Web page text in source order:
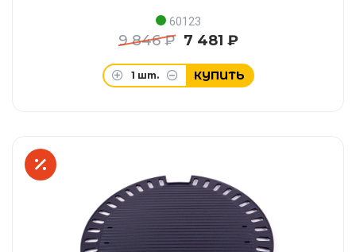
60123
9 846 ₽ 7 481 ₽
1 шт. КУПИТЬ